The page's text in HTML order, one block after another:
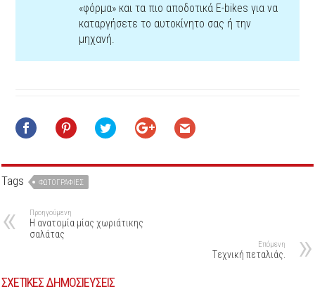
«φόρμα» και τα πιο αποδοτικά Ε-bikes για να
καταργήσετε το αυτοκίνητο σας ή την
μηχανή.
Tags ΦΩΤΟΓΡΑΦΊΕΣ
Προηγούμενη
Η ανατομία μίας χωριάτικης
σαλάτας
Επόμενη
Tεχνική πεταλιάς.
ΣΧΕΤΙΚΕΣ ΔΗΜΟΣΙΕΥΣΕΙΣ